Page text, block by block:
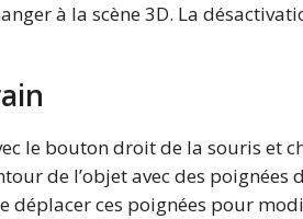
à la scène 3D. La
le bouton droit de la souris et
de l’objet avec des poignées
déplacer ces poignées pour